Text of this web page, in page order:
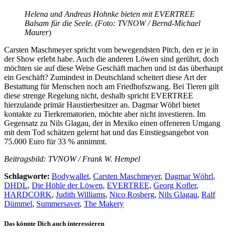
Helena und Andreas Hohnke bieten mit EVERTREE
Balsam für die Seele. (Foto: TVNOW / Bernd-Michael
Maurer)
Carsten Maschmeyer spricht vom bewegendsten Pitch, den er je in
der Show erlebt habe. Auch die anderen Löwen sind gerührt, doch
möchten sie auf diese Weise Geschäft machen und ist das überhaupt
ein Geschäft? Zumindest in Deutschland scheitert diese Art der
Bestattung für Menschen noch am Friedhofszwang. Bei Tieren gilt
diese strenge Regelung nicht, deshalb spricht EVERTREE
hierzulande primär Haustierbesitzer an. Dagmar Wöhrl bietet
kontakte zu Tierkrematorien, möchte aber nicht investieren. Im
Gegensatz zu Nils Glagau, der in Mexiko einen offeneren Umgang
mit dem Tod schätzen gelernt hat und das Einstiegsangebot von
75.000 Euro für 33 % annimmt.
Beitragsbild: TVNOW / Frank W. Hempel
Schlagworte: Bodywallet, Carsten Maschmeyer, Dagmar Wöhrl,
DHDL, Die Höhle der Löwen, EVERTREE, Georg Kofler,
HARDCORK, Judith Williams, Nico Rosberg, Nils Glagau, Ralf
Dümmel, Summersaver, The Makery
Das könnte Dich auch interessieren